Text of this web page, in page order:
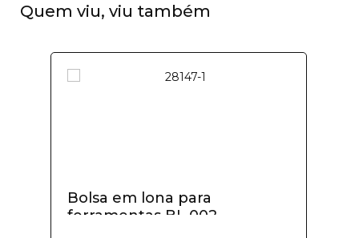
Quem viu, viu também
Bolsa em lona para
ferramentas BL 002...